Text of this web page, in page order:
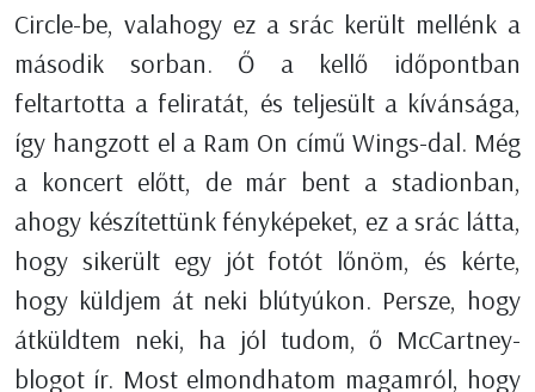
Circle-be, valahogy ez a srác került mellénk a
második sorban. Ő a kellő időpontban
feltartotta a feliratát, és teljesült a kívánsága,
így hangzott el a Ram On című Wings-dal. Még
a koncert előtt, de már bent a stadionban,
ahogy készítettünk fényképeket, ez a srác látta,
hogy sikerült egy jót fotót lőnöm, és kérte,
hogy küldjem át neki blútyúkon. Persze, hogy
átküldtem neki, ha jól tudom, ő McCartney-
blogot ír. Most elmondhatom magamról, hogy